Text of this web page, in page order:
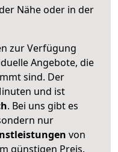
Nähe oder in der
zur Verfügung
Angebote, die
sind. Der
und ist
. Bei uns gibt es
nur
von
günstigen Preis.